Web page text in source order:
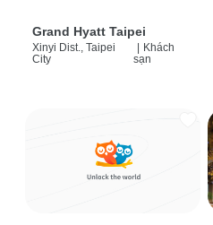
Grand Hyatt Taipei
Xinyi Dist., Taipei
City
Khách
sạn